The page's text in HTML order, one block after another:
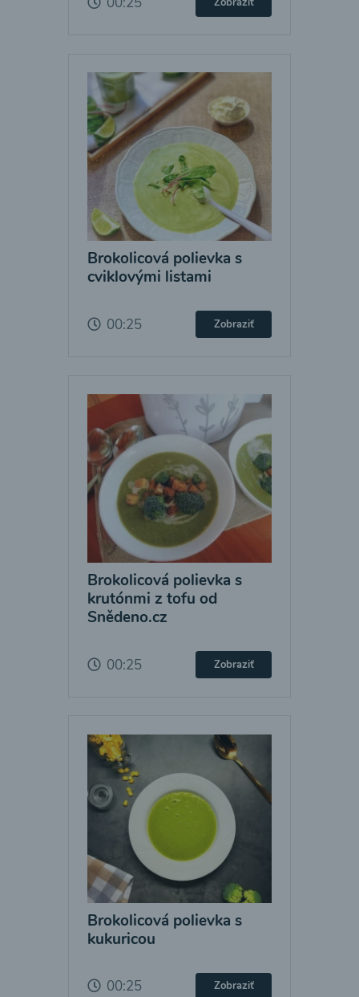
Brokolicová polievka s
cviklovými listami
00:25 Zobraziť
Brokolicová polievka s
krutónmi z tofu od
Snědeno.cz
00:25 Zobraziť
Brokolicová polievka s
kukuricou
00:25 Zobraziť